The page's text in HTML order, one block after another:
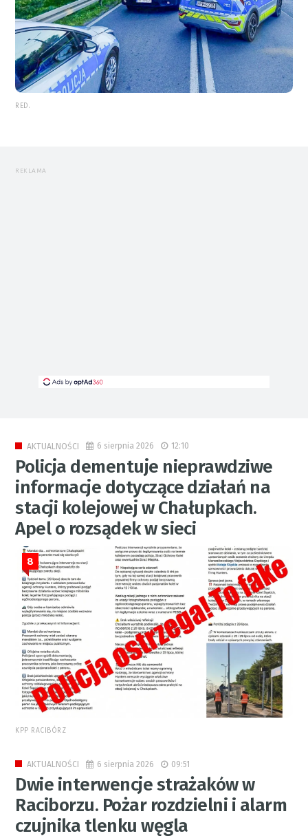
RED.
REKLAMA
AKTUALNOŚCI 6 sierpnia 2026 12:10
Policja dementuje nieprawdziwe
informacje dotyczące działań na
stacji kolejowej w Chałupkach.
Apel o rozsądek w sieci
8
KPP RACIBÓRZ
AKTUALNOŚCI 6 sierpnia 2026 09:51
Dwie interwencje strażaków w
Raciborzu. Pożar rozdzielni i alarm
czujnika tlenku węgla